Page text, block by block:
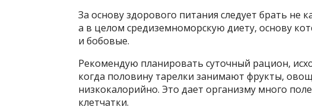
За основу здорового питания следует брать не
а в целом средиземноморскую диету, основу
и бобовые.
Рекомендую планировать суточный рацион,
когда половину тарелки занимают фрукты,
низкокалорийно. Это дает организму много
клетчатки.